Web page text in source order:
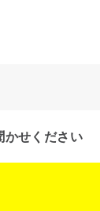
かせください